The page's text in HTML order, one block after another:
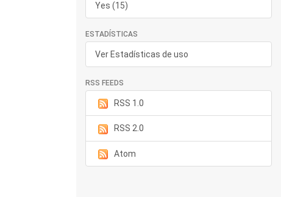
Yes (15)
ESTADÍSTICAS
Ver Estadísticas de uso
RSS FEEDS
RSS 1.0
RSS 2.0
Atom